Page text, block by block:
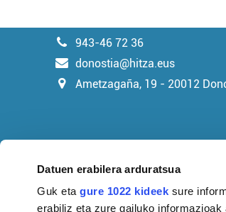
Datuen erabilera arduratsua
Guk etagure 1022 kideek sure
erabiliz eta zure gailuko
943-46 72 36
donostia@hitza.eus
Ametzagaña, 19 - 20012